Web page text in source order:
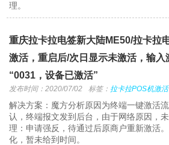
理。
重庆拉卡拉电签新大陆ME50/拉卡拉
激活，重启后/次日显示未激活，输入
“0031，设备已激活”
发布时间：2020/07/02 标签： 拉卡拉POS机激活
解决方案：魔方分析原因为终端一键激活
认，终端报文发到后台，由于网络原因，
理：申请强反，待通过后原商户重新激活
化，暂未给到时间。